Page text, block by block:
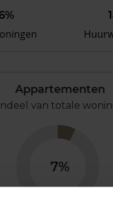
Appartementen
van totale
7%